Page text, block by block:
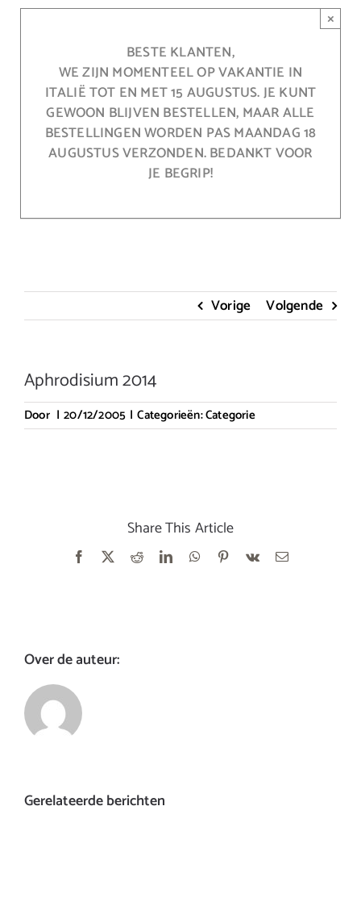
BESTE KLANTEN,
WE ZIJN MOMENTEEL OP VAKANTIE IN
ITALIË TOT EN MET 15 AUGUSTUS. JE KUNT
GEWOON BLIJVEN BESTELLEN, MAAR ALLE
BESTELLINGEN WORDEN PAS MAANDAG 18
AUGUSTUS VERZONDEN. BEDANKT VOOR
JE BEGRIP!
×
Vorige Volgende
Aphrodisium 2014
Door | 20/12/2005 | Categorieën:Categorie
Share This Article
Facebook RedditLinkedInWhatsApp
Pinterest
Vk
E-
Over de auteur:
Gerelateerde berichten